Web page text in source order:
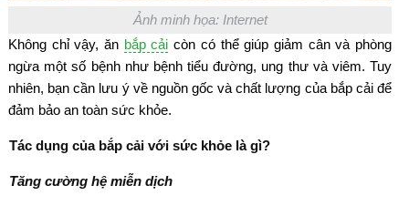
Ảnh minh họa: Internet
Không chỉ vậy, ăn bắp cải còn có thể giúp giảm cân và phòng
ngừa một số bệnh như bệnh tiểu đường, ung thư và viêm. Tuy
nhiên, bạn cần lưu ý về nguồn gốc và chất lượng của bắp cải để
đảm bảo an toàn sức khỏe.
Tác dụng của bắp cải với sức khỏe là gì?
Tăng cường hệ miễn dịch